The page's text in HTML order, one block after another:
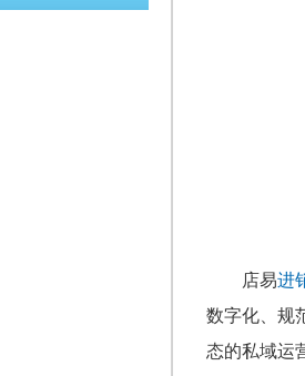
店易进
数字化、规
态的私域运